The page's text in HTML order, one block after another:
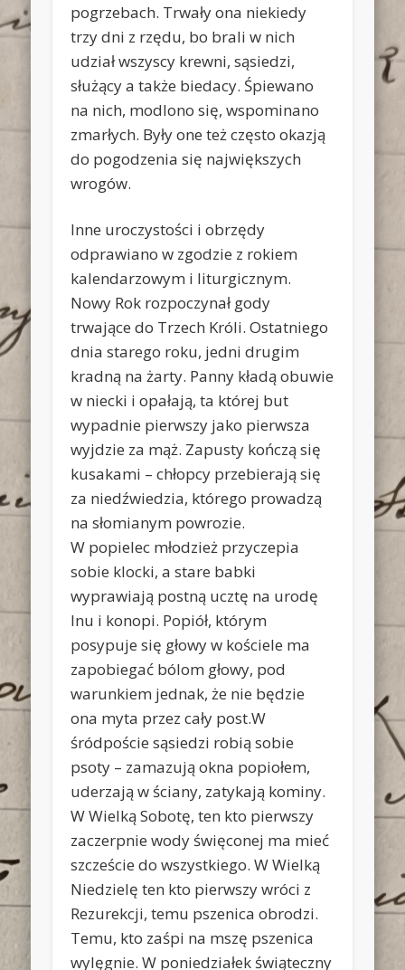
pogrzebach. Trwały ona niekiedy
trzy dni z rzędu, bo brali w nich
udział wszyscy krewni, sąsiedzi,
służący a także biedacy. Śpiewano
na nich, modlono się, wspominano
zmarłych. Były one też często okazją
do pogodzenia się największych
wrogów.
Inne uroczystości i obrzędy
odprawiano w zgodzie z rokiem
kalendarzowym i liturgicznym.
Nowy Rok rozpoczynał gody
trwające do Trzech Króli. Ostatniego
dnia starego roku, jedni drugim
kradną na żarty. Panny kładą obuwie
w niecki i opałają, ta której but
wypadnie pierwszy jako pierwsza
wyjdzie za mąż. Zapusty kończą się
kusakami – chłopcy przebierają się
za niedźwiedzia, którego prowadzą
na słomianym powrozie.
W popielec młodzież przyczepia
sobie klocki, a stare babki
wyprawiają postną ucztę na urodę
lnu i konopi. Popiół, którym
posypuje się głowy w kościele ma
zapobiegać bólom głowy, pod
warunkiem jednak, że nie będzie
ona myta przez cały post.W
śródpoście sąsiedzi robią sobie
psoty – zamazują okna popiołem,
uderzają w ściany, zatykają kominy.
W Wielką Sobotę, ten kto pierwszy
zaczerpnie wody święconej ma mieć
szczeście do wszystkiego. W Wielką
Niedzielę ten kto pierwszy wróci z
Rezurekcji, temu pszenica obrodzi.
Temu, kto zaśpi na mszę pszenica
wylęgnie. W poniedziałek świąteczny